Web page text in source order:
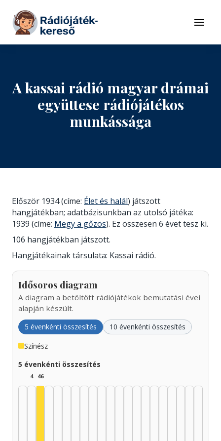
Tovább a tartalomhoz
Menü
A kassai rádió magyar drámai
együttese rádiójátékos
munkássága
Először 1934 (címe: Élet és halál) játszott
hangjátékban; adatbázisunkban az utolsó játéka:
1939 (címe: Megy a gőzös). Ez összesen 6 évet tesz ki.
106 hangjátékban játszott.
Hangjátékainak társulata: Kassai rádió.
Idősoros diagram
A diagram a betöltött rádiójátékok bemutatási évei
alapján készült.
5 évenkénti összesítés 10 évenkénti összesítés
Színész
5 évenkénti összesítés
4 46